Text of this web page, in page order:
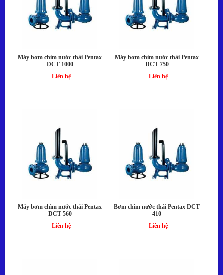
Máy bơm chìm nước thải Pentax
DCT 1000
Liên hệ
Máy bơm chìm nước thải Pentax
DCT 750
Liên hệ
Máy bơm chìm nước thải Pentax
DCT 560
Liên hệ
Bơm chìm nước thải Pentax DCT
410
Liên hệ